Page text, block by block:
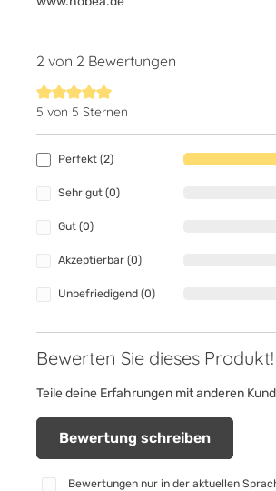
2 von 2 Bewertungen
Durchschnittliche Bewertung von 5 von 5
5 von 5 Sternen
Perfekt (2)
Sehr gut (0)
Gut (0)
Akzeptierbar (0)
Unbefriedigend (0)
Bewerten Sie dieses Produkt!
Teile deine Erfahrungen mit anderen
Bewertung schreiben
Bewertungen nur in der aktuellen